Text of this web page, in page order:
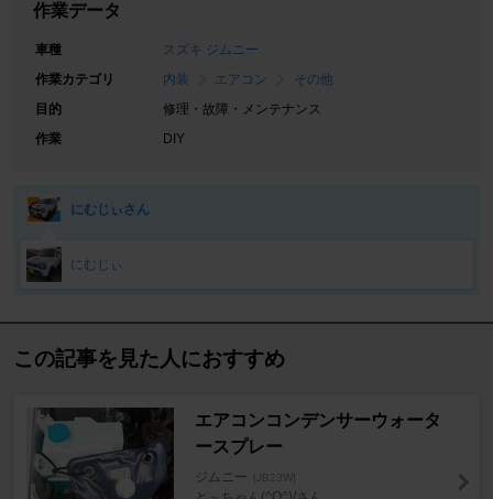
作業データ
車種
スズキ ジムニー
作業カテゴリ
内装 エアコン
その他
目的
修理・故障・メンテナンス
作業
DIY
にむじぃさん
にむじぃ
この記事を見た人におすすめ
エアコンコンデンサーウォータ
ースプレー
ジムニー [JB23W]